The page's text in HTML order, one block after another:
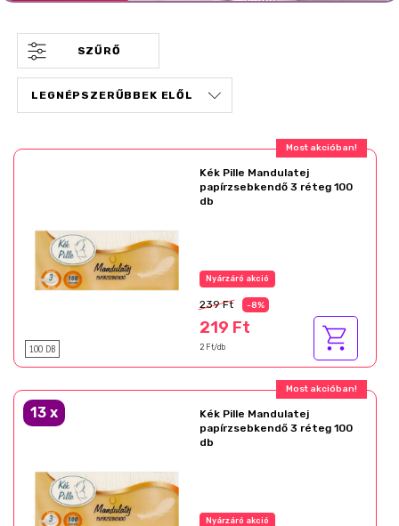
SZŰRŐ
Ajándék akció!
100 DB
Kék Pille Mandulatej
papírzsebkendő 3 réteg 100
db
Az akció részletei
239 Ft -8%
219 Ft
2 Ft/db
Ajándék akció!
13 x
Kék Pille Mandulatej
papírzsebkendő 3 réteg 100
db
Az akció részletei